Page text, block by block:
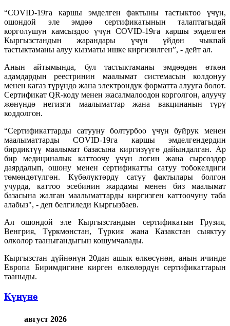
“COVID-19га каршы эмделген фактыны тастыктоо үчүн,
ошондой эле эмдөө сертификатынын талаптагыдай
корголушун камсыздоо үчүн COVID-19га каршы эмделген
Кыргызстандын жарандары үчүн үйдөн чыкпай
тастыктаманы алуу кызматы ишке киргизилген”, - дейт ал.
Анын айтымында, бул тастыктаманы эмдөөдөн өткөн
адамдардын реестринин маалымат системасын колдонуу
менен кагаз түрүндө жана электрондук форматта алууга болот.
Сертификат QR-коду менен жасалмалоодон корголгон, алуучу
жөнүндө негизги маалыматтар жана вакцинанын түрү
коддолгон.
“Сертификаттарды сатууну болтурбоо үчүн буйрук менен
маалыматтарды COVID-19га каршы эмделгендердин
бирдиктүү маалымат базасына киргизүүгө дайындалган. Ар
бир медициналык каттоочу үчүн логин жана сырсөздөр
даярдалып, ошону менен сертификатты сатуу тобокелдиги
төмөндөтүлгөн. Күбөлүктөрдү сатуу фактылары болгон
учурда, каттоо эсебинин жардамы менен биз маалымат
базасына жалган маалыматтарды киргизген каттоочуну таба
алабыз", - деп белгиледи Кыргызбаев.
Ал ошондой эле Кыргызстандын сертификатын Грузия,
Венгрия, Түркмөнстан, Түркия жана Казакстан сыяктуу
өлкөлөр тааныгандыгын кошумчалады.
Кыргызстан дүйнөнүн 20дан ашык өлкөсүнөн, анын ичинде
Европа Биримдигине кирген өлкөлөрдүн сертификаттарын
тааныды.
Күнүнө
август 2026